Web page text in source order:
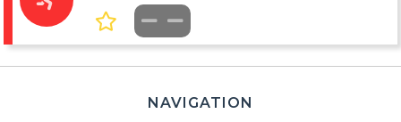
NAVIGATION